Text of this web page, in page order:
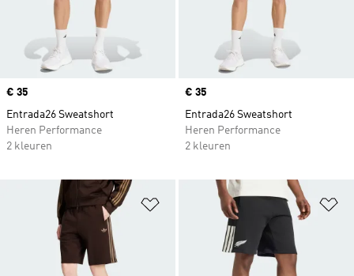
Price
€ 35
Entrada26 Sweatshort
Heren Performance
2 kleuren
Price
€ 35
Entrada26 Sweatshort
Heren Performance
2 kleuren
Op verlanglijst zetten